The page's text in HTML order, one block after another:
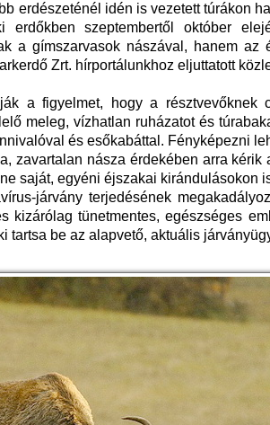
erdészeténél idén is vezetett túrákon
erdőkben szeptembertől október
a gímszarvasok nászával, hanem
Zrt. hírportálunkhoz eljuttatott
a figyelmet, hogy a résztvevőknek
meleg, vízhatlan ruházatot és
és esőkabáttal. Fényképezni
zavartalan násza érdekében arra
saját, egyéni éjszakai kirándulásokon
járvány terjedésének
kizárólag tünetmentes, egészséges
tartsa be az alapvető, aktuális